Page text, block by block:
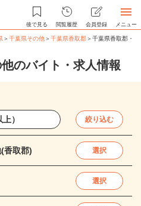
後で見る 閲覧履歴 会員登録 メニュー
＞千葉県その他＞千葉県香取郡＞千葉県香取郡・
のバイト・求人情報
絞り込む
香取郡) 選択
選択